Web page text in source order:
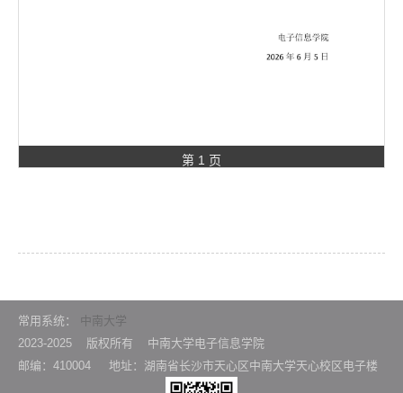
第 1 页
常用系统：
中南大学
2023-2025 版权所有 中南大学电子信息学院
邮编：410004 地址：湖南省长沙市天心区中南大学天心校区电子楼